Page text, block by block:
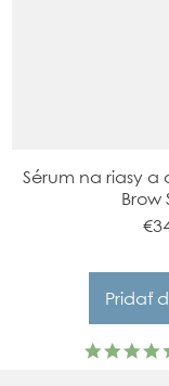
Sérum na riasy a
Brow